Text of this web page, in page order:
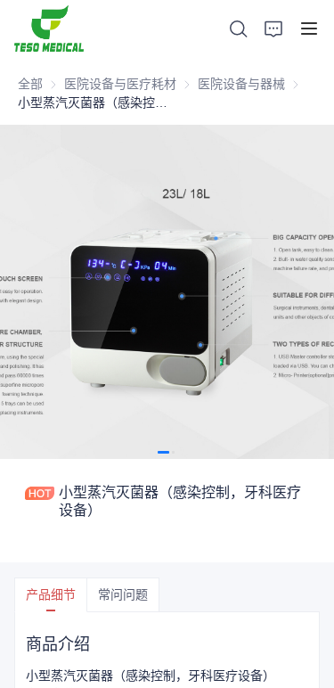
全部 医院设备与医疗耗材 医院设备与医疗耗材
医院设备与器械 医院设
小型蒸汽灭菌器（感染控制，牙科医疗
设备）
产品细节 常问问题
商品介绍
小型蒸汽灭菌器（感染控制，牙科医疗设备）
新闻与合作案例
生产基地及工艺
支持